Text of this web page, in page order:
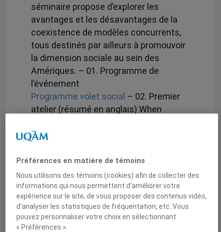
séminaire propose d’explorer les
avantages et les désavantages de la
coexistence de modèles concurrents,
tous destinés par ailleurs à promouvoir
la dimension sociale au sein des
Amériques. – 01. Programme de
l’événement
Programme volet social – 02. Premier
atelier (résumé en anglais) When
integratino agreements, par Jessica
When tripartism is attached to
economic integratino agreements– 03.
Deuxième atelier Les accords parallèles
de coopération et la dimension sociale :
un « traité dans un traité », par Aurélie
Arnaud
Préférences en matière de témoins
Nous utilisons des témoins (cookies) afin de collecter des
informations qui nous permettent d’améliorer votre
expérience sur le site, de vous proposer des contenus vidéo,
d’analyser les statistiques de fréquentation, etc. Vous
pouvez personnaliser votre choix en sélectionnant
« Préférences ».